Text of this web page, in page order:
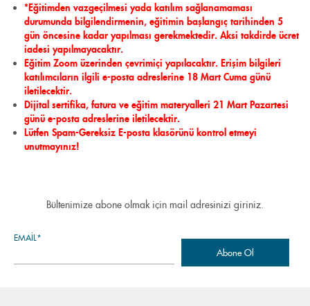
*Eğitimden vazgeçilmesi yada katılım sağlanamaması
durumunda bilgilendirmenin, eğitimin başlangıç tarihinden 5
gün öncesine kadar yapılması gerekmektedir. Aksi takdirde ücret
iadesi yapılmayacaktır.
Eğitim Zoom üzerinden çevrimiçi yapılacaktır. Erişim bilgileri
katılımcıların ilgili e-posta adreslerine 18 Mart Cuma günü
iletilecektir.
Dijital sertifika, fatura ve eğitim materyalleri 21 Mart Pazartesi
günü e-posta adreslerine iletilecektir.
Lütfen Spam-Gereksiz E-posta klasörünü kontrol etmeyi
unutmayınız!
Bültenimize abone olmak için mail adresinizi giriniz.
EMAIL*